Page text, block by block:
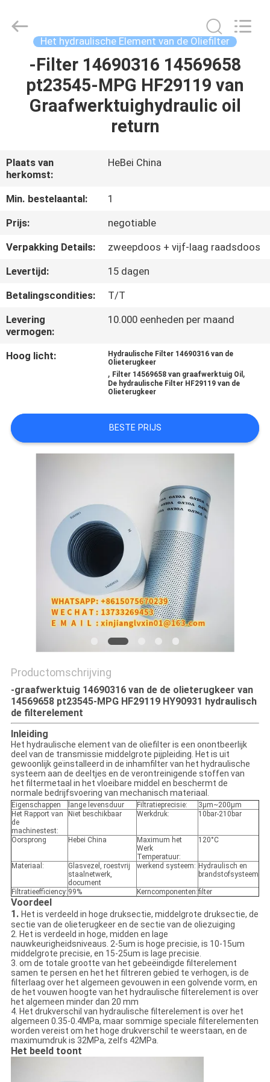
HUIS
PRODUCTEN
ONGEVEER
ONS
FABRIEKSREIS
KWALITEITSCONTROLE
CONTACTEER
ONS
GEVALLEN
SITEMAP
Het hydraulische Element van de Oliefilter
-Filter 14690316 14569658
pt23545-MPG HF29119 van
Graafwerktuighydraulic oil
return
Plaats van
herkomst:
HeBei China
Min. bestelaantal:
1
Prijs:
negotiable
Verpakking Details:
zweepdoos + vijf-laag raadsdoos
Levertijd:
15 dagen
Betalingscondities:
T/T
Levering
vermogen:
10.000 eenheden per maand
Hoog licht:
Hydraulische Filter 14690316 van de
Olieterugkeer
, Filter 14569658 van graafwerktuig Oil ,
De hydraulische Filter HF29119 van de
Olieterugkeer
BESTE PRIJS
Productomschrijving
-graafwerktuig 14690316 van de de olieterugkeer van
14569658 pt23545-MPG HF29119 HY90931 hydraulisch
de filterelement
Inleiding
Het hydraulische element van de oliefilter is een onontbeerlijk
deel van de transmissie middelgrote pijpleiding. Het is uit
gewoonlijk geïnstalleerd in de inhamfilter van het hydraulische
systeem aan de deeltjes en de verontreinigende stoffen van
het filtermetaal in het vloeibare middel en beschermt de
normale bedrijfsvoering van mechanisch materiaal.
Eigenschappen lange levensduur Filtratieprecisie:
3μm~200μm
Het Rapport van
de
machinestest:
Niet beschikbaar Werkdruk: 10bar-210bar
Oorsprong Hebei China
Maximum het
Werk
Temperatuur:
120°C
Materiaal:
Glasvezel, roestvrij
staalnetwerk,
document
werkend systeem: Hydraulisch en
brandstofsysteem
Filtratieefficiency: 99% Kerncomponenten:filter
Voordeel
1. Het is verdeeld in hoge druksectie, middelgrote druksectie, de
sectie van de olieterugkeer en de sectie van de oliezuiging
2. Het is verdeeld in hoge, midden en lage
nauwkeurigheidsniveaus. 2-5um is hoge precisie, is 10-15um
middelgrote precisie, en 15-25um is lage precisie.
3. om de totale grootte van het gebeëindigde filterelement
samen te persen en het het filtreren gebied te verhogen, is de
filterlaag over het algemeen gevouwen in een golvende vorm, en
de het vouwen hoogte van het hydraulische filterelement is over
het algemeen minder dan 20 mm
4. Het drukverschil van hydraulische filterelement is over het
algemeen 0.35-0.4MPa, maar sommige speciale filterelementen
worden vereist om het hoge drukverschil te weerstaan, en de
maximumdruk is 32MPa, zelfs 42MPa.
Het beeld toont